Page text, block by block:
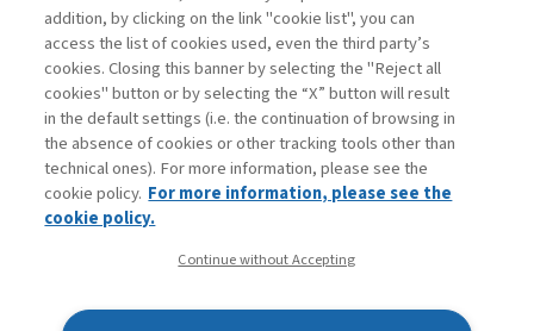
Contatti
Abbonamenti
Archivio rubriche
Privacy
Dichiarazione di accessibilità
addition, by clicking on the link "cookie list", you can
access the list of cookies used, even the third party’s
cookies. Closing this banner by selecting the "Reject all
cookies" button or by selecting the “X” button will result
in the default settings (i.e. the continuation of browsing in
the absence of cookies or other tracking tools other than
technical ones). For more information, please see the
cookie policy. For more information, please see the
cookie policy.
Continue without Accepting